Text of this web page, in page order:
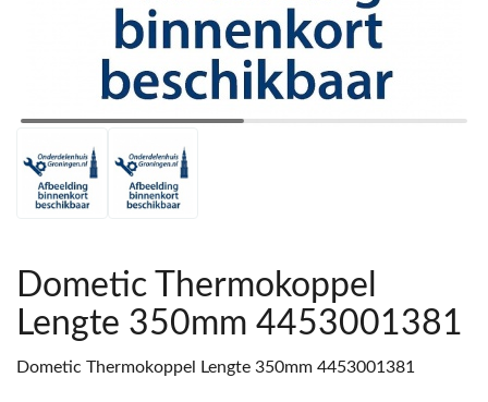
Dometic Thermokoppel
Lengte 350mm 4453001381
Dometic Thermokoppel Lengte 350mm 4453001381